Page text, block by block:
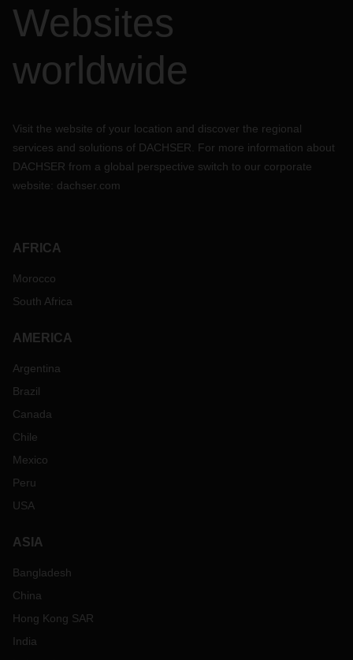
Websites
worldwide
Visit the website of your location and discover the regional
services and solutions of DACHSER. For more information about
DACHSER from a global perspective switch to our corporate
website: dachser.com
AFRICA
Morocco
South Africa
AMERICA
Argentina
Brazil
Canada
Chile
Mexico
Peru
USA
ASIA
Bangladesh
China
Hong Kong SAR
India